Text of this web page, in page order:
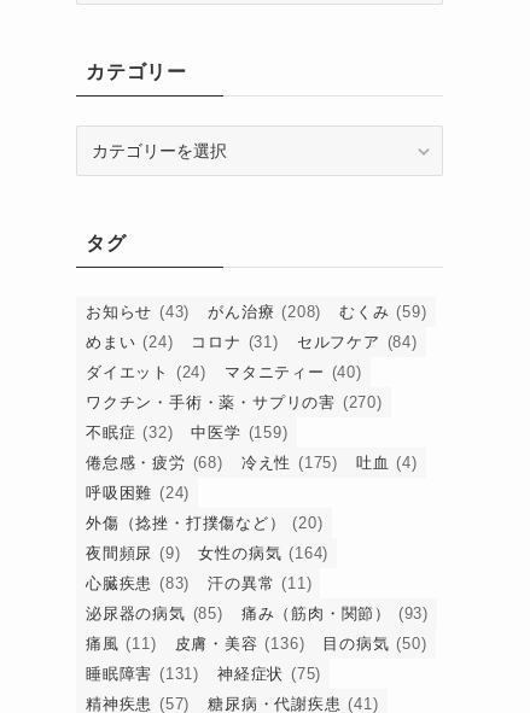
ブカテゴリー
ータグ
お知らせ (43) がん治療 (208) むくみ (59)
めまい (24) コロナ (31) セルフケア (84)
ダイエット
(24) マタニティー (40)
ワクチン・手術・薬・サプリの害 (270)
不眠症 (32) 中医学 (159)
倦怠感・疲労 (68) 冷え性 (175) 吐血 (4)
呼吸困難 (24)
外傷（捻挫・打撲傷など）
(20)
夜間頻尿 (9) 女性の病気 (164)
心臓疾患 (83) 汗の異常 (11)
泌尿器の病気 (85) 痛み（筋肉・関節）
(93)
痛風 (11) 皮膚・美容 (136) 目の病気 (50)
睡眠障害 (131) 神経症状 (75)
精神疾患 (57) 糖尿病・代謝疾患 (41)